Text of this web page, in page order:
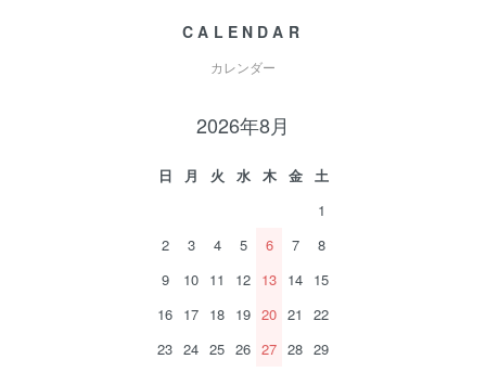
CALENDAR
カレンダー
2026年8月
日 月 火 水 木 金
土
1
2
3 4 5 6 7
8
9
10 11 12 13 14 15
16 17 18 19 20 21
22
23 24 25 26 27 28 29